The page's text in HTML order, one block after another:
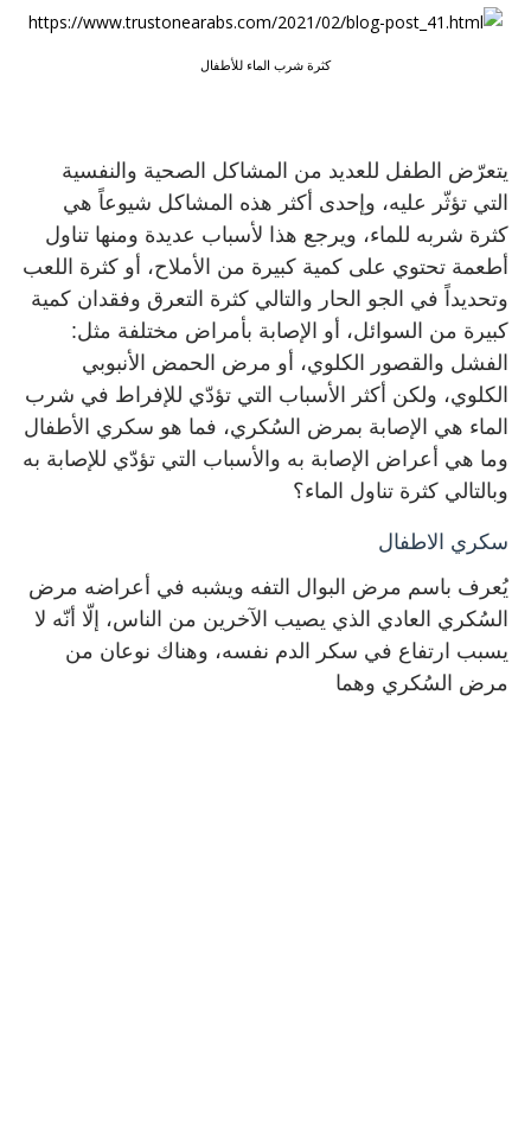
كثرة شرب الماء للأطفال
يتعرّض الطفل للعديد من المشاكل الصحية والنفسية
التي تؤثّر عليه، وإحدى أكثر هذه المشاكل شيوعاً هي
كثرة شربه للماء، ويرجع هذا لأسباب عديدة ومنها تناول
أطعمة تحتوي على كمية كبيرة من الأملاح، أو كثرة اللعب
وتحديداً في الجو الحار والتالي كثرة التعرق وفقدان كمية
كبيرة من السوائل، أو الإصابة بأمراض مختلفة مثل:
الفشل والقصور الكلوي، أو مرض الحمض الأنبوبي
الكلوي، ولكن أكثر الأسباب التي تؤدّي للإفراط في شرب
الماء هي الإصابة بمرض السُكري، فما هو سكري الأطفال
وما هي أعراض الإصابة به والأسباب التي تؤدّي للإصابة به
وبالتالي كثرة تناول الماء؟
سكري الاطفال
يُعرف باسم مرض البوال التفه ويشبه في أعراضه مرض
السُكري العادي الذي يصيب الآخرين من الناس، إلّا أنّه لا
يسبب ارتفاع في سكر الدم نفسه، وهناك نوعان من
مرض السُكري وهما